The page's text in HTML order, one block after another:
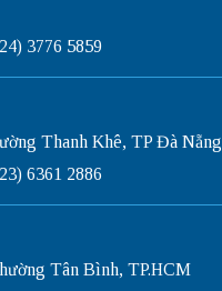
3776 5859
Thanh Khê, TP Đà Nẵng
6361 2886
Tân Bình, TP.HCM